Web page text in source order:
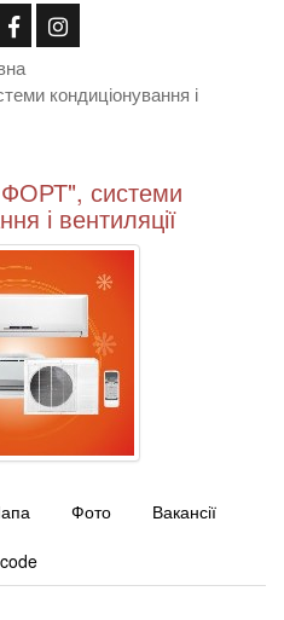
кондиціонування і
системи
і вентиляції
Фото Вакансії